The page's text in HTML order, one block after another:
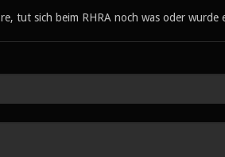
tut sich beim RHRA noch was oder wurde